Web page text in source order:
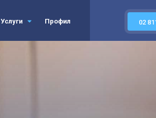
02
Услуги Профил